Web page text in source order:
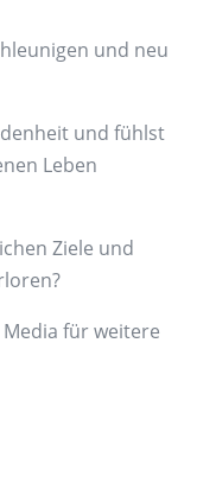
und neu
und fühlst
Leben
Ziele und
für weitere